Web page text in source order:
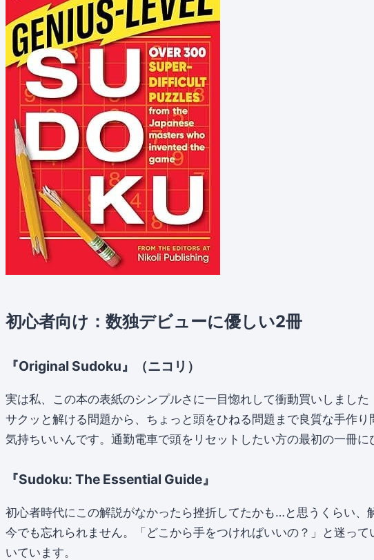
初心者向け：数独デビューに優しい2冊
『Original Sudoku』（ニコリ）
実は私、この本の表紙のシンプルさに一目惚れして衝動買いしまし
サクッと解ける問題から、ちょっと頭をひねる問題まで良質な手作
気持ちいいんです。通勤電車で頭をリセットしたい方の最初の一冊に
『Sudoku: The Essential Guide』
初心者時代にこの解説がなかったら挫折してたかも…と思うくらい
今でも忘れられません。「どこから手をつければいいの？」と迷っ
いています。